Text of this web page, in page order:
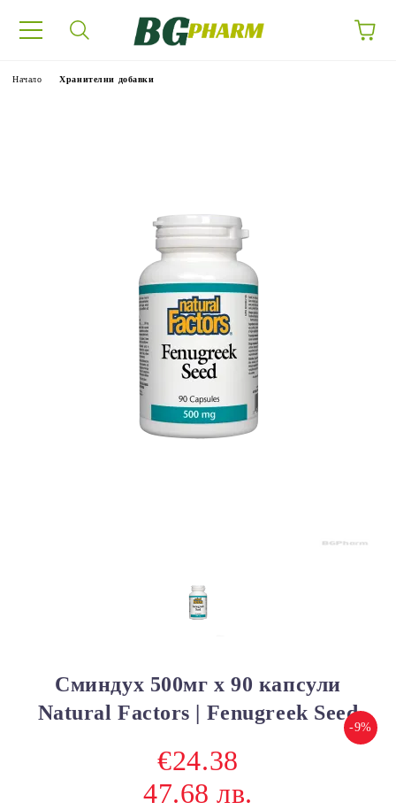
Начало Хранителни добавки
Сминдух 500мг х 90 капсули
Natural Factors | Fenugreek Seed
-9%
€24.38
47.68 лв.